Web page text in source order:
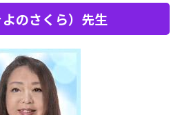
のさくら）先生